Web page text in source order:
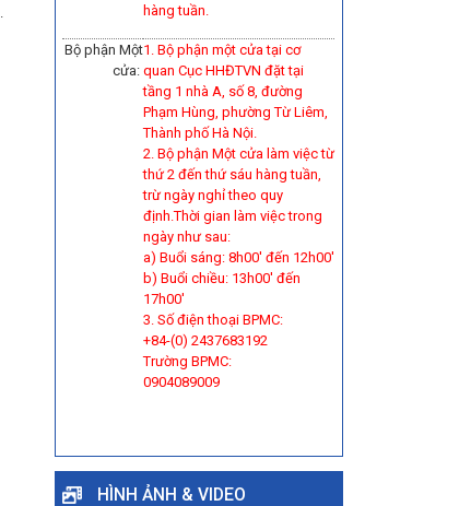
hàng tuần.
Bộ phận Một
cửa:
1. Bộ phận một cửa tại cơ
quan Cục HHĐTVN đặt tại
tầng 1 nhà A, số 8, đường
Phạm Hùng, phường Từ Liêm,
Thành phố Hà Nội.
2. Bộ phận Một cửa làm việc từ
thứ 2 đến thứ sáu hàng tuần,
trừ ngày nghỉ theo quy
định.Thời gian làm việc trong
ngày như sau:
a) Buổi sáng: 8h00' đến 12h00'
b) Buổi chiều: 13h00' đến
17h00'
3. Số điện thoại BPMC:
+84-(0) 2437683192
Trường BPMC:
0904089009
HÌNH ẢNH & VIDEO